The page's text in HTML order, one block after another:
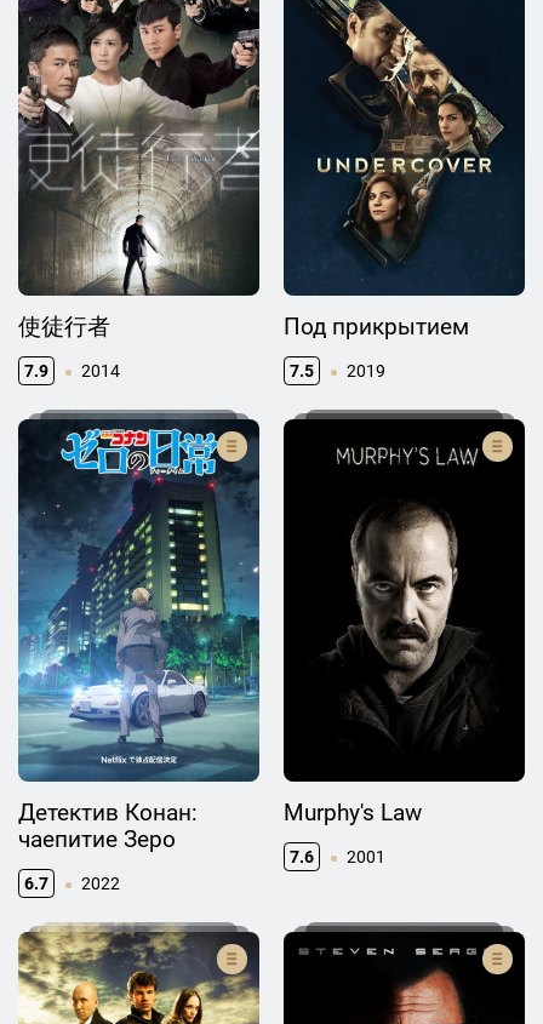
使徒行者
7.9 2014
Под прикрытием
7.5 2019
Детектив Конан:
чаепитие Зеро
6.7 2022
Murphy's Law
7.6 2001